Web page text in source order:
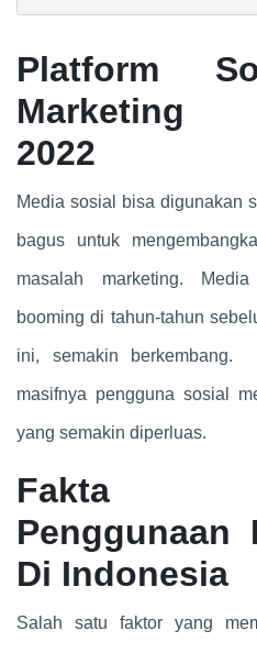
Platform
Marketing
2022
Media sosial bisa digunakan
bagus untuk
masalah marketing.
booming di tahun-tahun
ini, semakin
masifnya pengguna sosial
yang semakin diperluas.
Fakta
Penggunaan
Di Indonesia
Salah satu faktor yang